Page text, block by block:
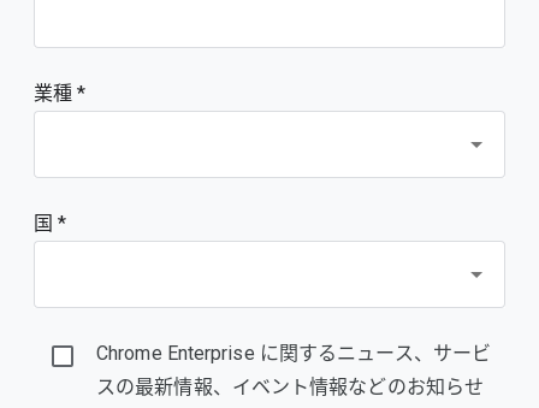
業種 *
国 *
Chrome Enterprise に関するニュース、サービ
スの最新情報、イベント情報などのお知らせ